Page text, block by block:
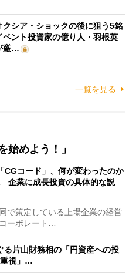
クシア・ショックの後に狙う5銘
ベント投資家の億り人・羽根英
厳…
一覧を見る
始めよう！」
CGコード」、何が変わったのか
企業に成長投資の具体的な説
で策定している上場企業の経営
ーポレート…
る片山財務相の「円資産への投
視」…